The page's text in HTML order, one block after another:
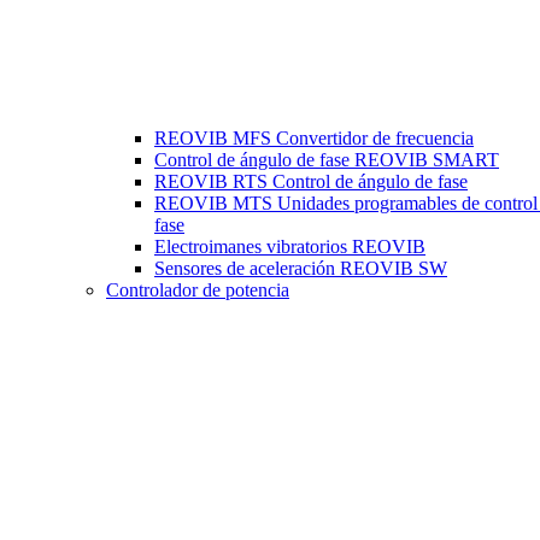
REOVIB MFS Convertidor de frecuencia
Control de ángulo de fase REOVIB SMART
REOVIB RTS Control de ángulo de fase
REOVIB MTS Unidades programables de control
fase
Electroimanes vibratorios REOVIB
Sensores de aceleración REOVIB SW
Controlador de potencia